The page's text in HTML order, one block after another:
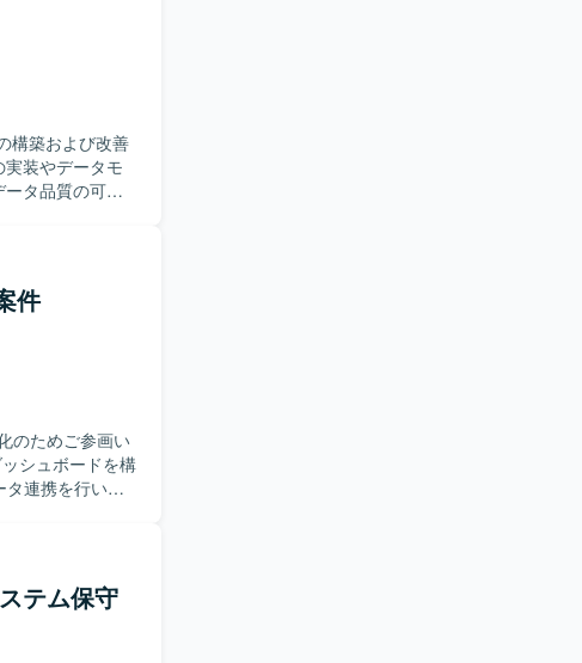
を同時に深め
ケーションス
およびテスト
構築および改善
タ品質の可視
人
います。技術
係部署と丁寧
質向上や標準
dbtやETL／
見を深めること
件
のためご参画い
連携を行いま
ける方を求め
ールの両面を
く深めていた
テム保守